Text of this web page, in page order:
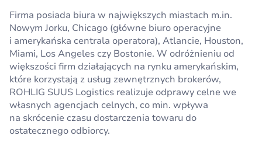
Firma posiada biura w największych miastach m.in.
Nowym Jorku, Chicago (główne biuro operacyjne
i amerykańska centrala operatora), Atlancie, Houston,
Miami, Los Angeles czy Bostonie. W odróżnieniu od
większości firm działających na rynku amerykańskim,
które korzystają z usług zewnętrznych brokerów,
ROHLIG SUUS Logistics realizuje odprawy celne we
własnych agencjach celnych, co min. wpływa
na skrócenie czasu dostarczenia towaru do
ostatecznego odbiorcy.